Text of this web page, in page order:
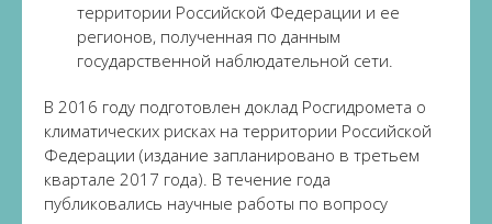
территории Российской Федерации и ее
регионов, полученная по данным
государственной наблюдательной сети.
В 2016 году подготовлен доклад Росгидромета о
климатических рисках на территории Российской
Федерации (издание запланировано в третьем
квартале 2017 года). В течение года
публиковались научные работы по вопросу